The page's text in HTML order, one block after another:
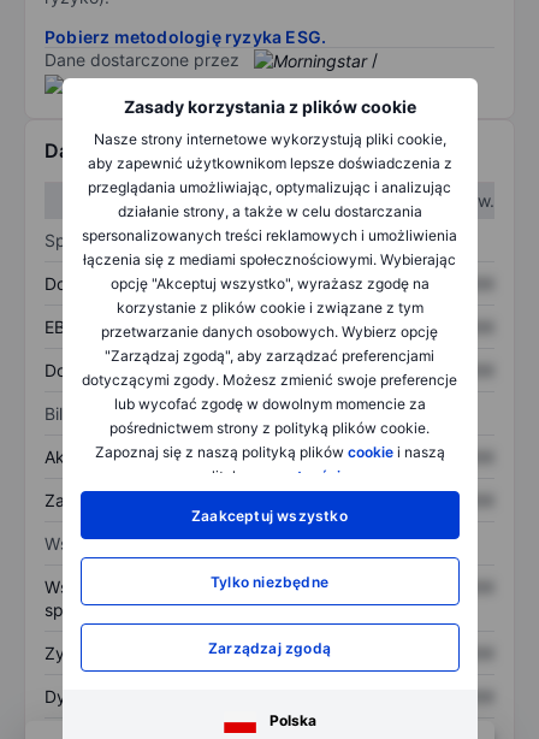
Zasady korzystania z plików cookie
Nasze strony internetowe wykorzystują pliki cookie,
aby zapewnić użytkownikom lepsze doświadczenia z
przeglądania umożliwiając, optymalizując i analizując
działanie strony, a także w celu dostarczania
spersonalizowanych treści reklamowych i umożliwienia
łączenia się z mediami społecznościowymi. Wybierając
opcję "Akceptuj wszystko", wyrażasz zgodę na
korzystanie z plików cookie i związane z tym
przetwarzanie danych osobowych. Wybierz opcję
"Zarządzaj zgodą", aby zarządzać preferencjami
dotyczącymi zgody. Możesz zmienić swoje preferencje
lub wycofać zgodę w dowolnym momencie za
pośrednictwem strony z polityką plików cookie.
Zapoznaj się z naszą polityką plików cookiei naszą
polityką
prywatności
Zaakceptuj wszystko
Tylko niezbędne
Zarządzaj zgodą
Polska
Pobierz metodologię ryzyka ESG.
Dane dostarczone przez
/
Dane finansowe
W I kw.
W II kw.
Sprawozdanie z zysków
Dochód XXXXXXX XXXXXXX
EBITDA XXXXXXX XXXXXXX
Dochód netto XXXXXXX XXXXXXX
Bilans
Aktywa ogółem XXXXXXX XXXXXXX
Zadłużenie ogółem XXXXXXX
Wskaźniki
Współczynnik cena do
sprzedaży
XXXXXXX
Zysk na akcję XXXXXXX
Dywidenda na akcję